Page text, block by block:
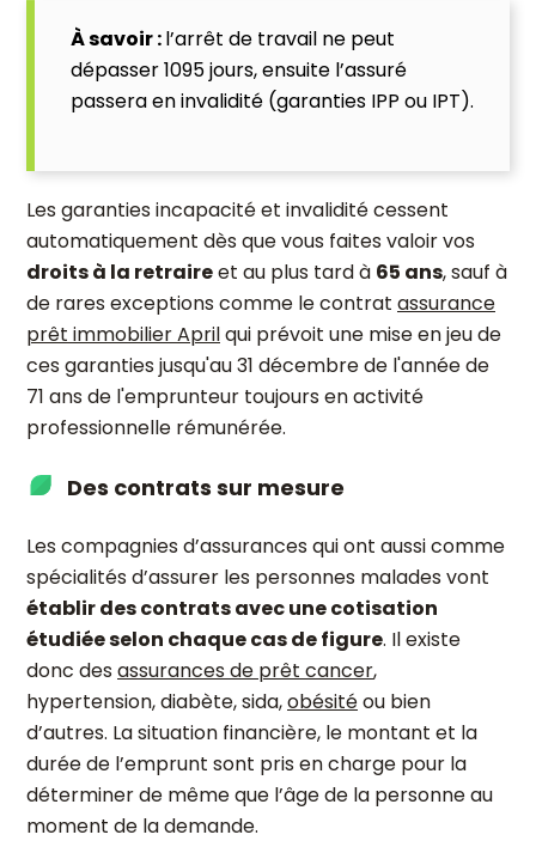
À savoir :l’arrêt de travail ne peut
dépasser 1095 jours, ensuite l’assuré
passera en invalidité (garanties IPP ou IPT).
Les garanties incapacité et invalidité cessent
automatiquement dès que vous faites valoir vos
droits à la retraireet au plus tard à 65 ans, sauf à
de rares exceptions comme le contrat assurance
prêt immobilier Aprilqui prévoit une mise en jeu de
ces garanties jusqu'au 31 décembre de l'année de
71 ans de l'emprunteur toujours en activité
professionnelle rémunérée.
Des contrats sur mesure
Les compagnies d’assurances qui ont aussi comme
spécialités d’assurer les personnes malades vont
établir des contrats avec une cotisation
étudiée selon chaque cas de figure. Il existe
donc desassurances de prêt cancer,
hypertension, diabète, sida,obésitéou bien
d’autres. La situation financière, le montant et la
durée de l’emprunt sont pris en charge pour la
déterminer de même que l’âge de la personne au
moment de la demande.